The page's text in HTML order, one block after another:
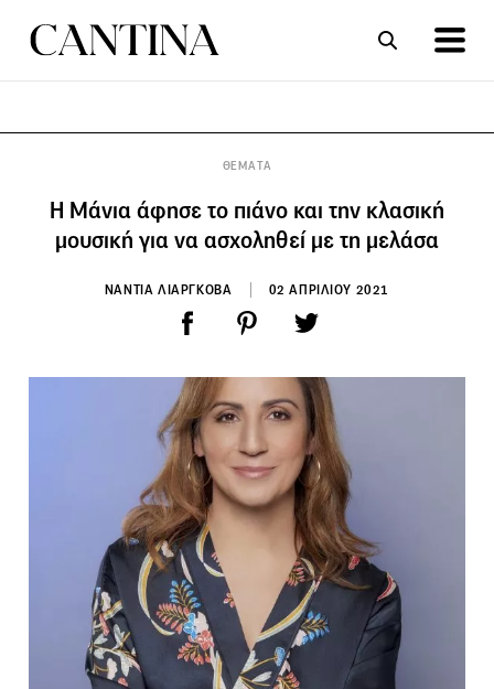
ΘΕΜΑΤΑ
Η Μάνια άφησε το πιάνο και την κλασική
μουσική για να ασχοληθεί με τη μελάσα
ΝΑΝΤΙΑ ΛΙΑΡΓΚΟΒΑ 02 ΑΠΡΙΛΙΟΥ 2021